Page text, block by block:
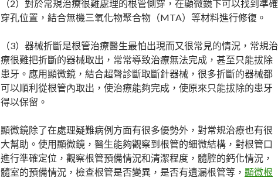
（2）對於常規治療很難處理的根管側穿，在顯微鏡下可以找到準確
穿孔位置，結合無機三氧化物聚合物（MTA）等材料進行修復。
（3）器械折斷是根管治療醫生最怕出現而又很常見的情況，常規治
療很難把折斷的器械取出，常常導致治療無法完成，甚至只能拔除
患牙。應用顯微鏡，結合超聲診斷取斷針器械，很多折斷的器械都
可以順利從根管內取出，使治療能夠完成，使原來只能拔除的患牙
得以保留。
顯微鏡除了在處理疑難病例方面有很多優勢外，對常規治療也有很
大幫助。使用顯微鏡，醫生能夠觀察到根管的細微結構，對根管口
進行準確定位，觀察根管預備情況和清潔程度，髓腔的鈣化情況，
髓室的預備情況，檢查根管是否變異，是否有遺漏根管等， 顯微根